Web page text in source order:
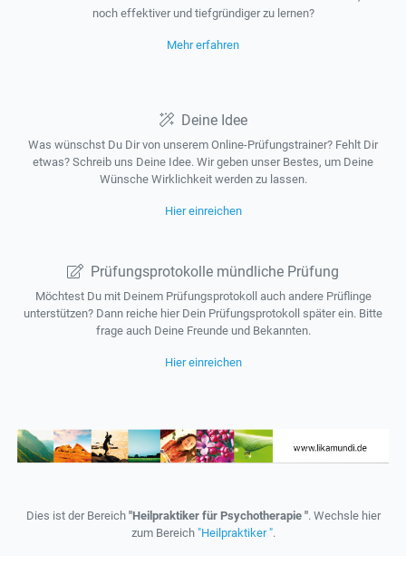
noch effektiver und tiefgründiger zu lernen?
Mehr erfahren
Deine Idee
Was wünschst Du Dir von unserem Online-Prüfungstrainer? Fehlt Dir
etwas? Schreib uns Deine Idee. Wir geben unser Bestes, um Deine
Wünsche Wirklichkeit werden zu lassen.
Hier einreichen
Prüfungsprotokolle mündliche Prüfung
Möchtest Du mit Deinem Prüfungsprotokoll auch andere Prüflinge
unterstützen? Dann reiche hier Dein Prüfungsprotokoll später ein. Bitte
frage auch Deine Freunde und Bekannten.
Hier einreichen
Dies ist der Bereich "Heilpraktiker für Psychotherapie ". Wechsle hier
zum Bereich "Heilpraktiker ".